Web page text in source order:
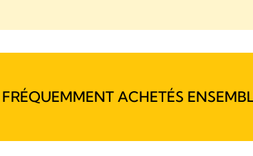
FRÉQUEMMENT ACHETÉS